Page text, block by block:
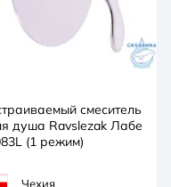
смеситель
душа Ravslezak Лабе
(1 режим)
Чехия